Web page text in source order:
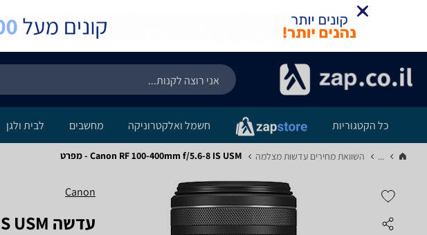
כל הקטגוריות חשמל ואלקטרוניקה מחשבים לבית ולגן
... השוואת מחירים עדשות מצלמה‏ Canon RF 100-400mm f/5.6-8 IS USM - מפרט
Canon
‏עדשה Canon RF 100-400mm f/5.6-8 IS USM קנון